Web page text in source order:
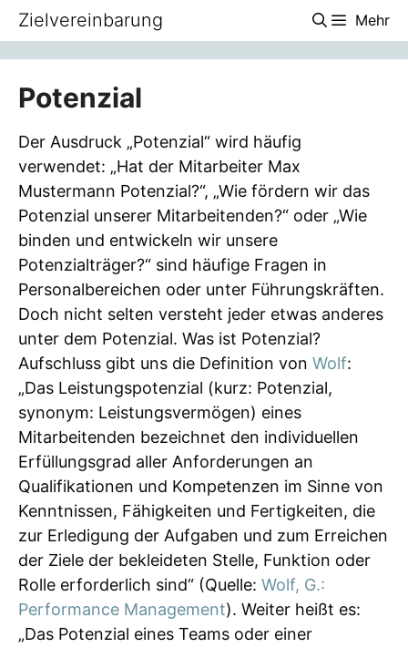
Zum
springen
Zielvereinbarung Mehr
Potenzial
Der Ausdruck „Potenzial“ wird häufig
verwendet: „Hat der Mitarbeiter Max
Mustermann Potenzial?“, „Wie fördern wir das
Potenzial unserer Mitarbeitenden?“ oder „Wie
binden und entwickeln wir unsere
Potenzialträger?“ sind häufige Fragen in
Personalbereichen oder unter Führungskräften.
Doch nicht selten versteht jeder etwas anderes
unter dem Potenzial. Was ist Potenzial?
Aufschluss gibt uns die Definition von Wolf:
„Das Leistungspotenzial (kurz: Potenzial,
synonym: Leistungsvermögen) eines
Mitarbeitenden bezeichnet den individuellen
Erfüllungsgrad aller Anforderungen an
Qualifikationen und Kompetenzen im Sinne von
Kenntnissen, Fähigkeiten und Fertigkeiten, die
zur Erledigung der Aufgaben und zum Erreichen
der Ziele der bekleideten Stelle, Funktion oder
Rolle erforderlich sind“ (Quelle: Wolf, G.:
Performance Management). Weiter heißt es:
„Das Potenzial eines Teams oder einer